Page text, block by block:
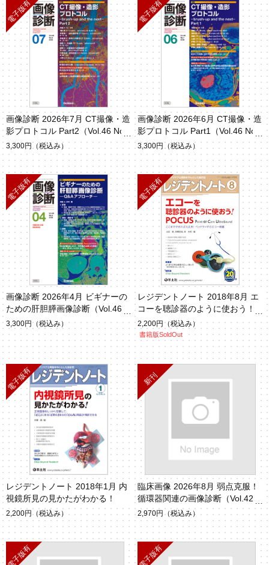
画像診断 2026年7月 CT撮像・造
影プロトコル Part2（Vol.46 No.
8）
3,300円 （税込み）
画像診断 2026年6月 CT撮像・造
影プロトコル Part1（Vol.46 No.
7）
3,300円 （税込み）
画像診断 2026年4月 ビギナーの
ための肝胆膵画像診断（Vol.46 N
o.5）
3,300円 （税込み）
レジデントノート 2018年8月 エ
コーを聴診器のように使おう！P
OCUS
2,200円 （税込み）
書籍版SoldOut
レジデントノート 2018年1月 内
視鏡所見の見かたがわかる！
2,200円 （税込み）
臨床画像 2026年8月 弱点克服！
循環器関連の画像診断（Vol.42 N
o.8）
2,970円 （税込み）